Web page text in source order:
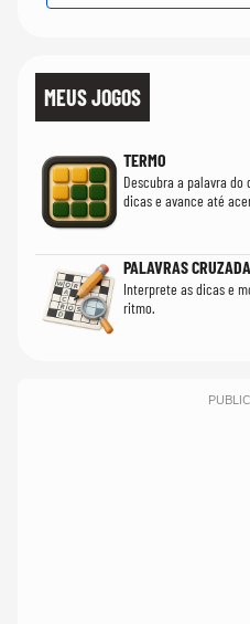
MEUS JOGOS
TERMO
Descubra a palavra do
dicas e avance até
PALAVRAS
Interprete as dicas e
ritmo.